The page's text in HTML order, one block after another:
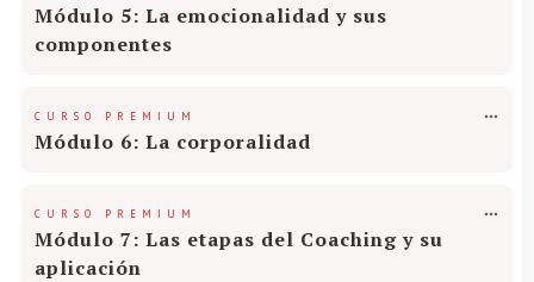
Módulo 5: La emocionalidad y sus
componentes
CURSO PREMIUM
Módulo 6: La corporalidad
CURSO PREMIUM
Módulo 7: Las etapas del Coaching y su
aplicación